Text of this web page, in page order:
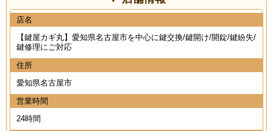
店名
【鍵屋カギ丸】愛知県名古屋市を中心に鍵交換/鍵開け/開錠/鍵紛失/
鍵修理にご対応
住所
愛知県名古屋市
営業時間
24時間